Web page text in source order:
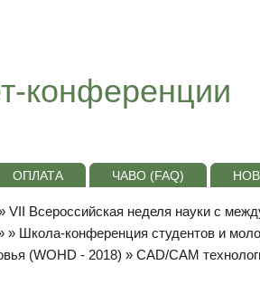
конференции
ОПЛАТА ЧАВО (FAQ)
VII Всероссийская неделя науки с
» Школа-конференция студентов и
(WOHD - 2018) » CAD/CAM